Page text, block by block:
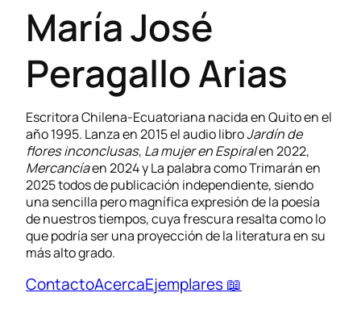
María José
Peragallo Arias
Escritora Chilena-Ecuatoriana nacida en Quito en el
año 1995. Lanza en 2015 el audio libroJardín de
flores inconclusas, La mujer en Espiralen 2022,
Mercancíaen 2024 y La palabra como Trimarán en
2025 todos de publicación independiente, siendo
una sencilla pero magnífica expresión de la poesía
de nuestros tiempos, cuya frescura resalta como lo
que podría ser una proyección de la literatura en su
más alto grado.
ContactoAcercaEjemplares 📖